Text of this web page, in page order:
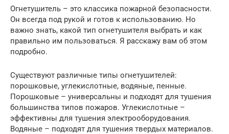
Огнетушитель – это классика пожарной безопасности.
Он всегда под рукой и готов к использованию. Но
важно знать, какой тип огнетушителя выбрать и как
правильно им пользоваться. Я расскажу вам об этом
подробно.
Существуют различные типы огнетушителей:
порошковые, углекислотные, водяные, пенные.
Порошковые – универсальны и подходят для тушения
большинства типов пожаров. Углекислотные –
эффективны для тушения электрооборудования.
Водяные – подходят для тушения твердых материалов.